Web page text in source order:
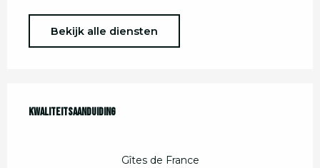
Bekijk alle diensten
Dienstverlening
Kwaliteitsaanduiding
Kwaliteitsaanduiding
Gîtes de France